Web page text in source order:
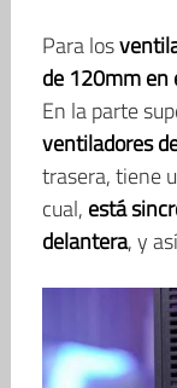
Para los
de 120mm
En la parte
ventiladores
trasera, tiene
cual, está
delantera, y